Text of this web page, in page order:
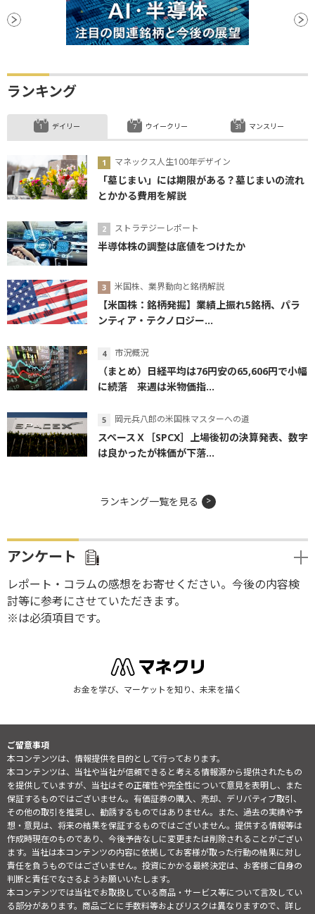
ランキング
デイリー
マネックス人生100年デザイン
「墓じまい」には期限がある？墓じまいの流れ
とかかる費用を解説
ストラテジーレポート
半導体株の調整は底値をつけたか
米国株、業界動向と銘柄解説
【米国株：銘柄発掘】業績上振れ5銘柄、パラ
ンティア・テクノロジー...
市況概況
（まとめ）日経平均は76円安の65,606円で小幅
に続落 来週は米物価指...
岡元兵八郎の米国株マスターへの道
スペースＸ［SPCX］上場後初の決算発表、数字
は良かったが株価が下落...
ウイークリー マンスリー
ランキング一覧を見る
アンケート
レポート・コラムの感想をお寄せください。今後の内容検
討等に参考にさせていただきます。
※は必須項目です。
お金を学び、マーケットを知り、未来を描く
ご留意事項
本コンテンツは、情報提供を目的として行っております。
本コンテンツは、当社や当社が信頼できると考える情報源から提供されたもの
を提供していますが、当社はその正確性や完全性について意見を表明し、また
保証するものではございません。有価証券の購入、売却、デリバティブ取引、
その他の取引を推奨し、勧誘するものではありません。また、過去の実績や予
想・意見は、将来の結果を保証するものではございません。提供する情報等は
作成時現在のものであり、今後予告なしに変更または削除されることがござい
ます。当社は本コンテンツの内容に依拠してお客様が取った行動の結果に対し
責任を負うものではございません。投資にかかる最終決定は、お客様ご自身の
判断と責任でなさるようお願いいたします。
本コンテンツでは当社でお取扱している商品・サービス等について言及してい
る部分があります。商品ごとに手数料等およびリスクは異なりますので、詳し